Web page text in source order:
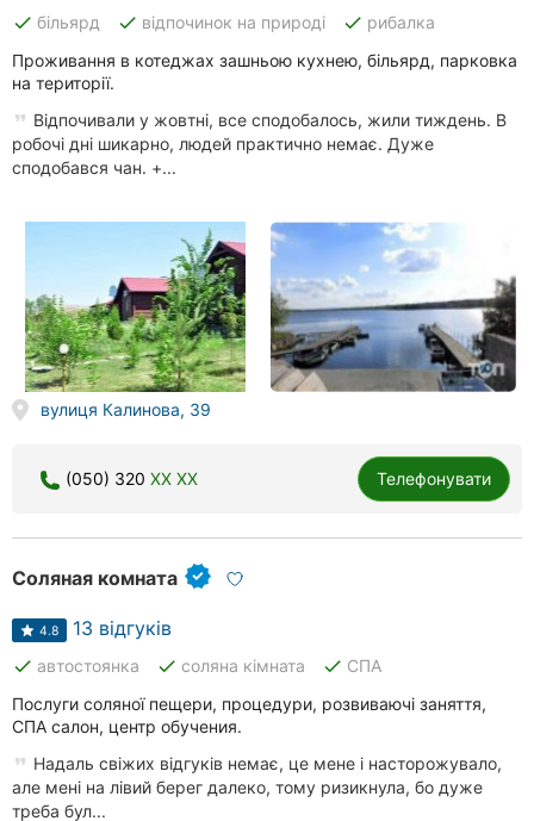
done більярд done відпочинок на природі done рибалка
Проживання в котеджах зашньою кухнею, більярд, парковка
на території.
Відпочивали у жовтні, все сподобалось, жили тиждень. В
робочі дні шикарно, людей практично немає. Дуже
сподобався чан. +...
вулиця Калинова, 39
(050) 320 XX XX Телефонувати
Соляная комната
4.8 13 відгуків
done автостоянка done соляна кімната done СПА
Послуги соляної пещери, процедури, розвиваючі заняття,
СПА салон, центр обучения.
Надаль свіжих відгуків немає, це мене і насторожувало,
але мені на лівий берег далеко, тому ризикнула, бо дуже
треба бул...